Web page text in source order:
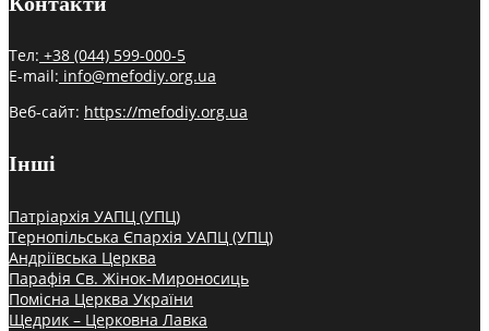
Тел: +38 (044) 599-000-5
E-mail: info@mefodiy.org.ua
Веб-сайт: https://mefodiy.org.ua
Інші
Патріархія УАПЦ (УПЦ)
Тернопільська Єпархія УАПЦ (УПЦ)
Андріївська Церква
Парафія Св. Жінок-Мироносиць
Помісна Церква України
Щедрик – Церковна Лавка